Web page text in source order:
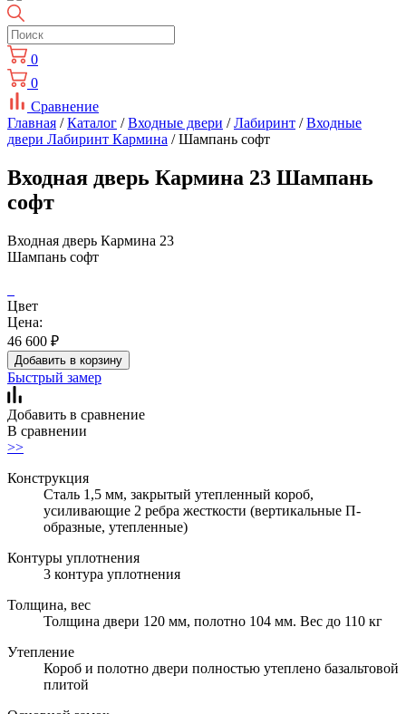
0
0
Сравнение
Главная /Каталог /Входные двери /Лабиринт /Входные
двери Лабиринт Кармина / Шампань софт
Входная дверь Кармина 23 Шампань
софт
Входная дверь Кармина 23
Шампань софт
Цвет
Цена:
46 600 ₽
Добавить в корзину
Быстрый замер
Добавить в сравнение
В сравнении
>>
Конструкция
Сталь 1,5 мм, закрытый утепленный короб,
усиливающие 2 ребра жесткости (вертикальные П-
образные, утепленные)
Контуры уплотнения
3 контура уплотнения
Толщина, вес
Толщина двери 120 мм, полотно 104 мм. Вес до 110 кг
Утепление
Короб и полотно двери полностью утеплено базальтовой
плитой